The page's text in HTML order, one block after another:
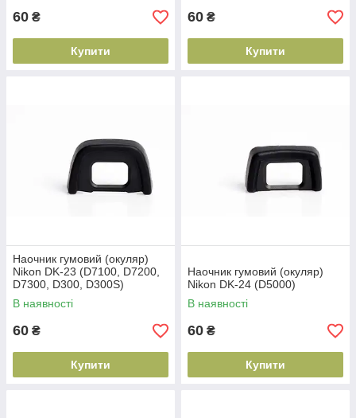
60 ₴
Купити
60 ₴
Купити
Наочник гумовий (окуляр)
Nikon DK-23 (D7100, D7200,
D7300, D300, D300S)
В наявності
60 ₴
Купити
Наочник гумовий (окуляр)
Nikon DK-24 (D5000)
В наявності
60 ₴
Купити